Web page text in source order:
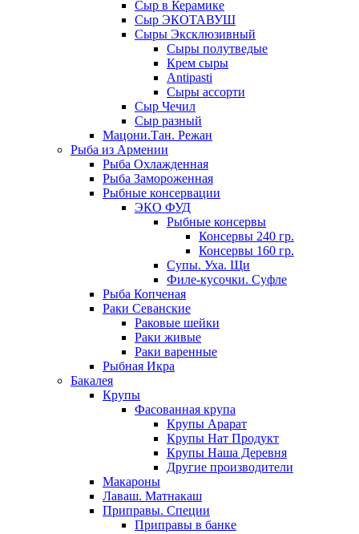
Сыр в Керамике
Сыр ЭКОТАВУШ
Сыры Эксклюзивный
Сыры полутведые
Крем сыры
Antipasti
Сыры ассорти
Сыр Чечил
Сыр разный
Мацони.Тан. Режан
Рыба из Армении
Рыба Охлажденная
Рыба Замороженная
Рыбные консервации
ЭКО ФУД
Рыбные консервы
Консервы 240 гр.
Консервы 160 гр.
Супы. Уха. Щи
Филе-кусочки. Суфле
Рыба Копченая
Раки Севанские
Раковые шейки
Раки живые
Раки варенные
Рыбная Икра
Бакалея
Крупы
Фасованная крупа
Крупы Арарат
Крупы Нат Продукт
Крупы Наша Деревня
Другие производители
Макароны
Лаваш. Матнакаш
Приправы. Специи
Приправы в банке